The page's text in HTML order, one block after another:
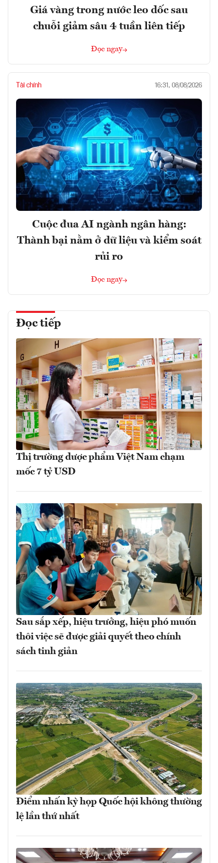
Giá vàng trong nước leo dốc sau
chuỗi giảm sâu 4 tuần liên tiếp
Đọc ngay
Tài chính 16:31, 08/08/2026
Cuộc đua AI ngành ngân hàng:
Thành bại nằm ở dữ liệu và kiểm soát
rủi ro
Đọc ngay
Đọc tiếp
Thị trường dược phẩm Việt Nam chạm
mốc 7 tỷ USD
Sau sắp xếp, hiệu trưởng, hiệu phó muốn
thôi việc sẽ được giải quyết theo chính
sách tinh giản
Điểm nhấn kỳ họp Quốc hội không thường
lệ lần thứ nhất